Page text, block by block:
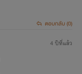
ตอบกลับ (0)
4 ปีที่แล้ว